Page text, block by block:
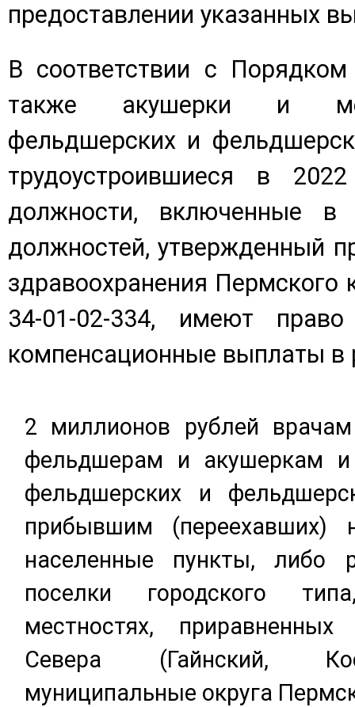
предоставлении указанных
В соответствии с
также акушерки и
фельдшерских и
трудоустроившиеся в
должности, включенные в
должностей, утвержденный
здравоохранения Пермского
34-01-02-334, имеют
компенсационные выплаты в
2 миллионов рублей
фельдшерам и акушеркам
фельдшерских и
прибывшим (переехавших)
населенные пункты, либо
поселки городского
местностях,
Севера (Гайнский,
муниципальные округа